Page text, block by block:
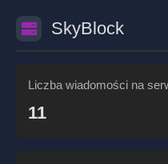
SkyBlock
Liczba wiadomości na
11